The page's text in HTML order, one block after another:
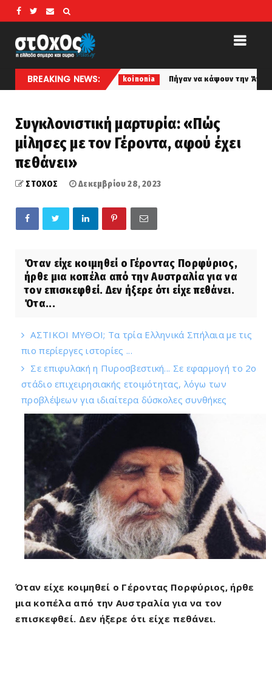
BREAKING NEWS:
koinonia Πήγαν να κάψουν την Άνοιξη χθες
Συγκλονιστική μαρτυρία: «Πώς
μίλησες με τον Γέροντα, αφού έχει
πεθάνει»
ΣΤΟΧΟΣ Δεκεμβρίου 28, 2023
Όταν είχε κοιμηθεί ο Γέροντας Πορφύριος,
ήρθε μια κοπέλα από την Αυστραλία για να
τον επισκεφθεί. Δεν ήξερε ότι είχε πεθάνει.
Ότα...
ΑΣΤΙΚΟΙ ΜΥΘΟΙ; Τα τρία Ελληνικά Σπήλαια με τις
πιο περίεργες ιστορίες ...
Σε επιφυλακή η Πυροσβεστική... Σε εφαρμογή το 2ο
στάδιο επιχειρησιακής ετοιμότητας, λόγω των
προβλέψεων για ιδιαίτερα δύσκολες συνθήκες
Όταν είχε κοιμηθεί ο Γέροντας Πορφύριος, ήρθε
μια κοπέλα από την Αυστραλία για να τον
επισκεφθεί. Δεν ήξερε ότι είχε πεθάνει.